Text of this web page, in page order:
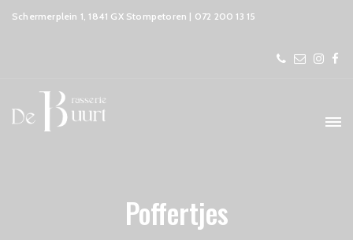
Schermerplein 1, 1841 GX Stompetoren | 072 200 13 15
Poffertjes